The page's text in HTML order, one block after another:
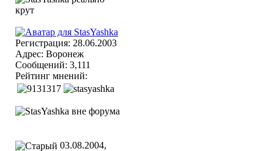
Регистрация: 28.06.2003
Адрес: Воронеж
Сообщений: 3,111
Рейтинг мнений:
03.08.2004,